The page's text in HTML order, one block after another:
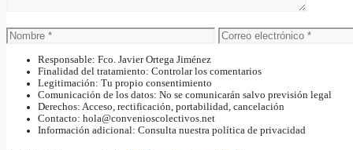
Nombre
Correo
electrónico
Responsable: Fco. Javier Ortega Jiménez
Finalidad del tratamiento: Controlar los comentarios
Legitimación: Tu propio consentimiento
Comunicación de los datos: No se comunicarán salvo previsión legal
Derechos: Acceso, rectificación, portabilidad, cancelación
Contacto: hola@convenioscolectivos.net
Información adicional: Consulta nuestra política de privacidad